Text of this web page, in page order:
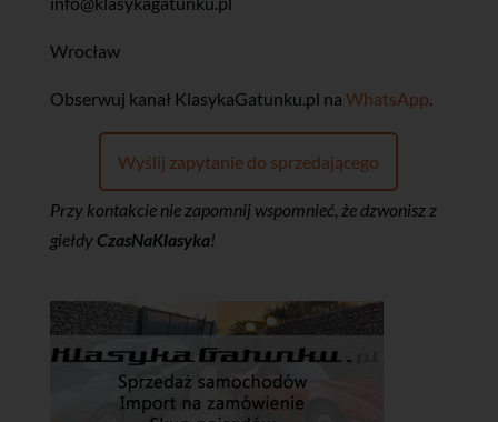
Wrocław
‎Obserwuj kanał KlasykaGatunku.pl na WhatsApp
Wyślij zapytanie do sprzedającego
Przy kontakcie nie zapomnij wspomnieć, że dzwonisz z
giełdy CzasNaKlasyka!